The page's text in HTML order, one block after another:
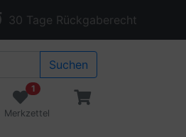
30 Tage Rückgaberecht
Suchen
1
Merkzettel